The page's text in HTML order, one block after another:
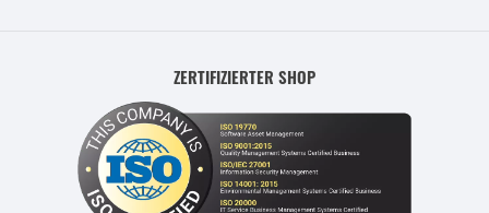
ZERTIFIZIERTER SHOP